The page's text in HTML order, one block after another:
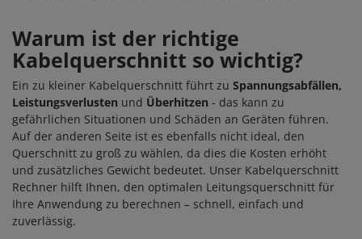
Warum ist der richtige
Kabelquerschnitt so wichtig?
Ein zu kleiner Kabelquerschnitt führt zu Spannungsabfällen,
Leistungsverlusten und Überhitzen - das kann zu
gefährlichen Situationen und Schäden an Geräten führen.
Auf der anderen Seite ist es ebenfalls nicht ideal, den
Querschnitt zu groß zu wählen, da dies die Kosten erhöht
und zusätzliches Gewicht bedeutet. Unser Kabelquerschnitt
Rechner hilft Ihnen, den optimalen Leitungsquerschnitt für
Ihre Anwendung zu berechnen – schnell, einfach und
zuverlässig.